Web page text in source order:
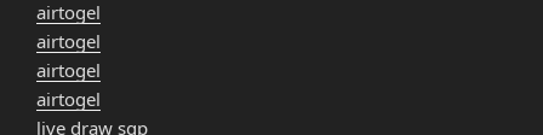
airtogel
airtogel
airtogel
airtogel
live draw sgp